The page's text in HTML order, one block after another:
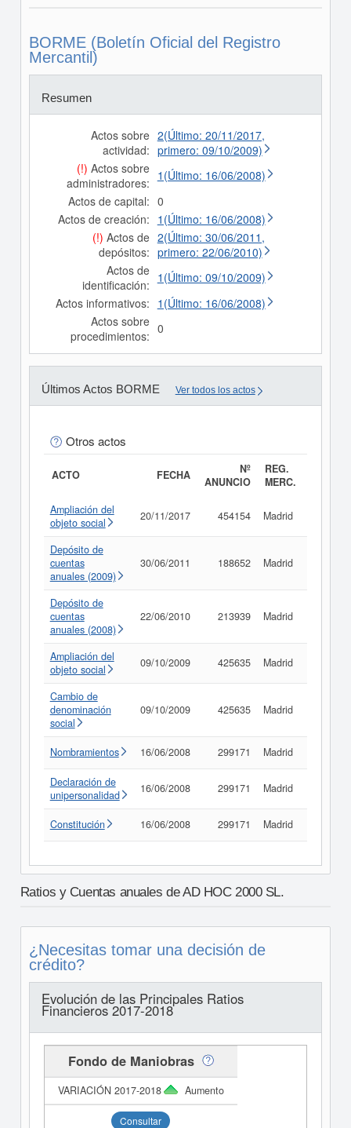
BORME (Boletín Oficial del Registro
Mercantil)
Resumen
Actos sobre
actividad:
2(Último: 20/11/2017,
primero: 09/10/2009)
(!) Actos sobre
administradores: 1(Último: 16/06/2008)
Actos de capital: 0
Actos de creación: 1(Último: 16/06/2008)
(!) Actos de
depósitos:
2(Último: 30/06/2011,
primero: 22/06/2010)
Actos de
identificación: 1(Último: 09/10/2009)
Actos informativos: 1(Último: 16/06/2008)
Actos sobre
procedimientos: 0
Últimos Actos BORME Ver todos los actos
Otros actos
ACTO FECHA
Nº
ANUNCIO
REG.
MERC.
Ampliación del
objeto social
20/11/2017 454154 Madrid
Depósito de
cuentas
anuales (2009)
30/06/2011 188652 Madrid
Depósito de
cuentas
anuales (2008)
22/06/2010 213939 Madrid
Ampliación del
objeto social
09/10/2009 425635 Madrid
Cambio de
denominación
social
09/10/2009 425635 Madrid
Nombramientos 16/06/2008 299171 Madrid
Declaración de
unipersonalidad
16/06/2008 299171 Madrid
Constitución 16/06/2008 299171 Madrid
Ratios y Cuentas anuales de AD HOC 2000 SL.
¿Necesitas tomar una decisión de
crédito?
Evolución de las Principales Ratios
Financieros 2017-2018
Fondo de Maniobras
Aumento
Consultar